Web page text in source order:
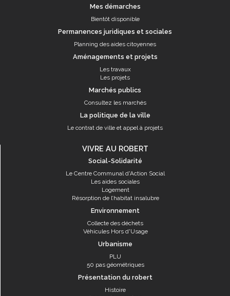
Mes démarches
Bientôt disponible
Permanences juridiques et sociales
Planning des aides citoyennes
Aménagements et projets
Les travaux
Les projets
Marchés publics
Consultez les marchés
La politique de la ville
Le contrat de ville et appel à projets
VIVRE AU ROBERT
Social-Solidarité
Le Centre Communal d'Action Social
Les aides sociales
Logement
Résorption de l’habitat insalubre
Environnement
Collecte des déchets
Véhicules Hors d'Usage
Urbanisme
PLU
50 pas géométriques
Présentation du robert
Histoire